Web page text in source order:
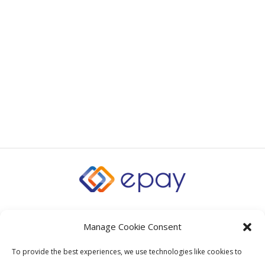
Manage Cookie Consent
To provide the best experiences, we use technologies like cookies to